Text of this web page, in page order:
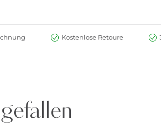
Kostenlose Retoure